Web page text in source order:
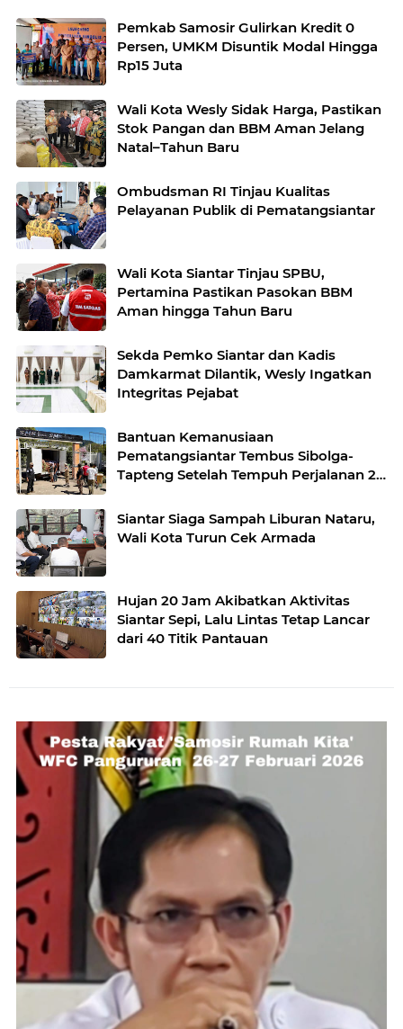
Pemkab Samosir Gulirkan Kredit 0
Persen, UMKM Disuntik Modal Hingga
Rp15 Juta
Wali Kota Wesly Sidak Harga, Pastikan
Stok Pangan dan BBM Aman Jelang
Natal–Tahun Baru
Ombudsman RI Tinjau Kualitas
Pelayanan Publik di Pematangsiantar
Wali Kota Siantar Tinjau SPBU,
Pertamina Pastikan Pasokan BBM
Aman hingga Tahun Baru
Sekda Pemko Siantar dan Kadis
Damkarmat Dilantik, Wesly Ingatkan
Integritas Pejabat
Bantuan Kemanusiaan
Pematangsiantar Tembus Sibolga-
Tapteng Setelah Tempuh Perjalanan 24
Siantar Siaga Sampah Liburan Nataru,
Wali Kota Turun Cek Armada
Hujan 20 Jam Akibatkan Aktivitas
Siantar Sepi, Lalu Lintas Tetap Lancar
dari 40 Titik Pantauan